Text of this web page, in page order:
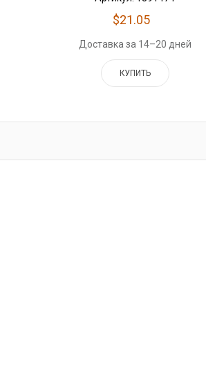
$21.05
Доставка за 14–20 дней
КУПИТЬ